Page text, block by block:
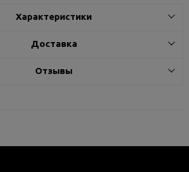
Характеристики
Доставка
Отзывы